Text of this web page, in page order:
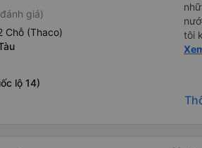
giá)
Chỗ (Thaco)
lộ 14)
tôi
xế